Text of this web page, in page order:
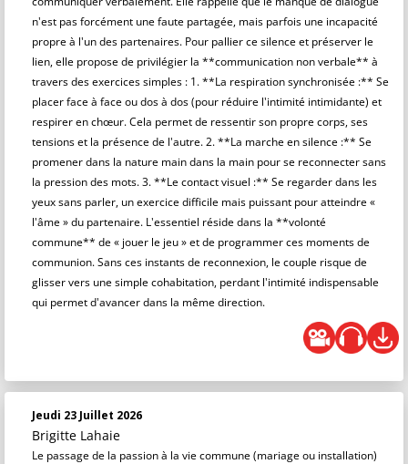
n'est pas forcément une faute partagée, mais parfois une incapacité
propre à l'un des partenaires. Pour pallier ce silence et préserver le
lien, elle propose de privilégier la **communication non verbale** à
travers des exercices simples : 1. **La respiration synchronisée :** Se
placer face à face ou dos à dos (pour réduire l'intimité intimidante) et
respirer en chœur. Cela permet de ressentir son propre corps, ses
tensions et la présence de l'autre. 2. **La marche en silence :** Se
promener dans la nature main dans la main pour se reconnecter sans
la pression des mots. 3. **Le contact visuel :** Se regarder dans les
yeux sans parler, un exercice difficile mais puissant pour atteindre «
l'âme » du partenaire. L'essentiel réside dans la **volonté
commune** de « jouer le jeu » et de programmer ces moments de
communion. Sans ces instants de reconnexion, le couple risque de
glisser vers une simple cohabitation, perdant l'intimité indispensable
qui permet d'avancer dans la même direction.
Jeudi 23 Juillet 2026
Brigitte Lahaie
Le passage de la passion à la vie commune (mariage ou installation)